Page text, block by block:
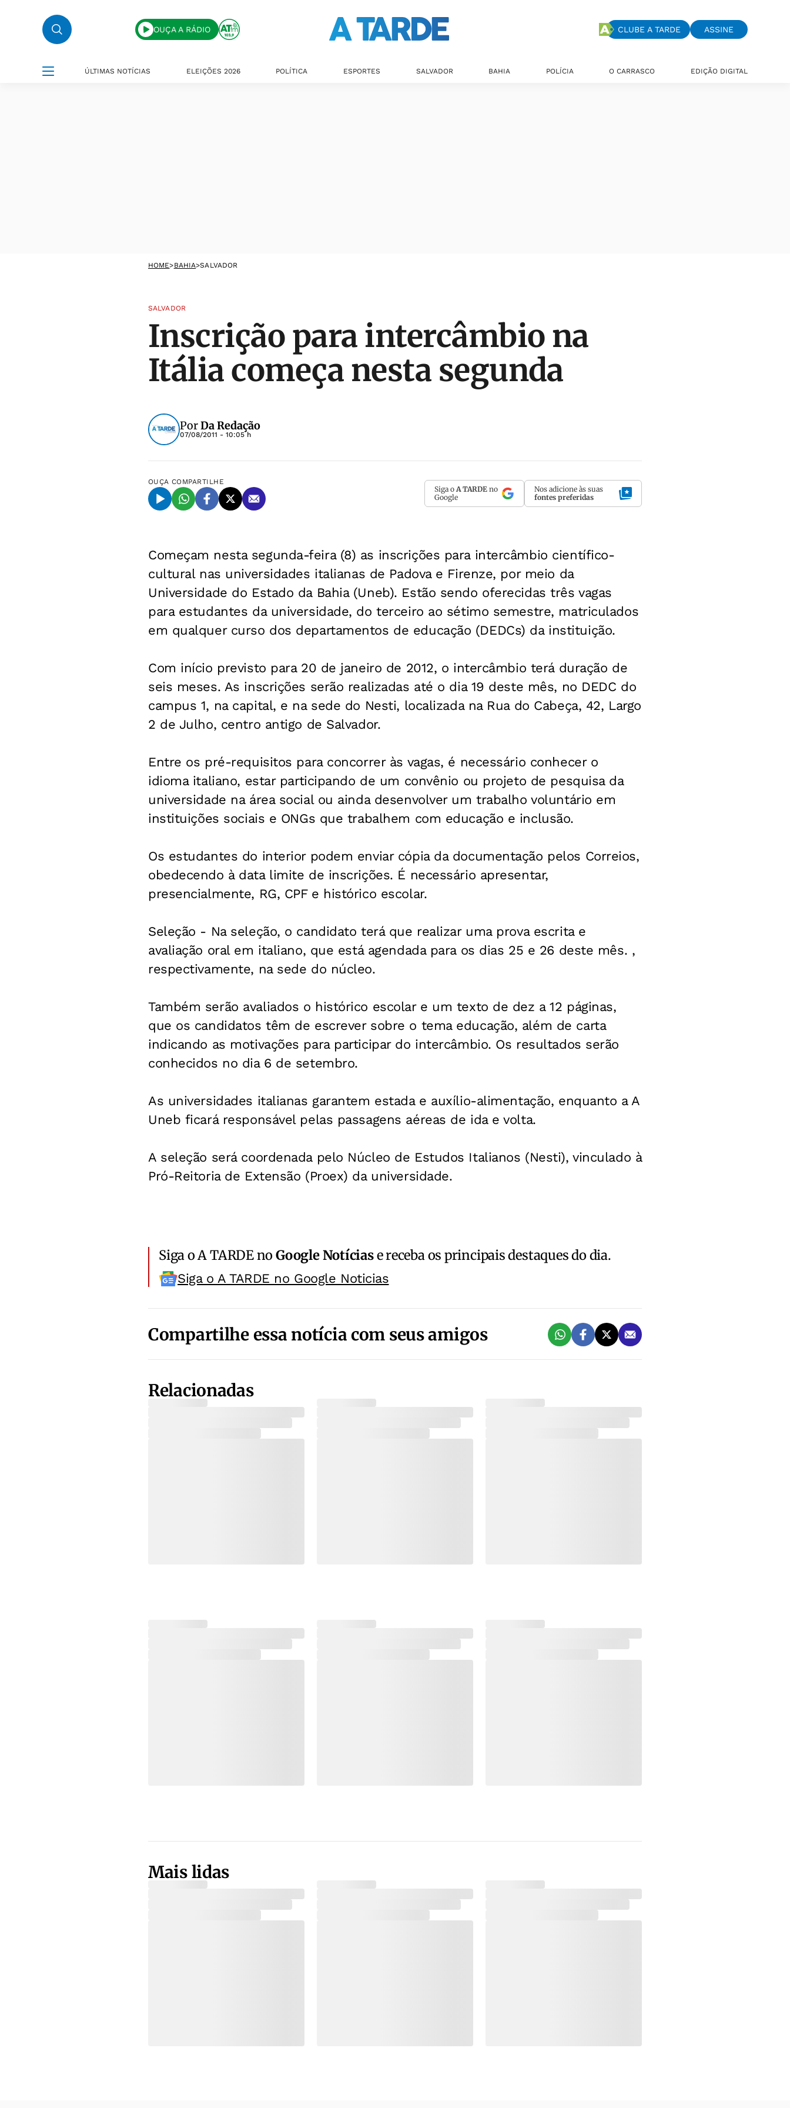
OUÇA A RÁDIO CLUBE A TARDE ASSINE
ÚLTIMAS NOTÍCIAS ELEIÇÕES 2026 POLÍTICA ESPORTES SALVADOR BAHIA POLÍCIA O CARRASCO EDIÇÃO DIGITAL
HOME>BAHIA>SALVADOR
SALVADOR
Inscrição para intercâmbio na
Itália começa nesta segunda
PorDa Redação
07/08/2011 - 10:05 h
OUÇA COMPARTILHE
Siga o A TARDE no
Google
Nos adicione às suas
fontes preferidas
Começam nesta segunda-feira (8) as inscrições para intercâmbio científico-
cultural nas universidades italianas de Padova e Firenze, por meio da
Universidade do Estado da Bahia (Uneb). Estão sendo oferecidas três vagas
para estudantes da universidade, do terceiro ao sétimo semestre, matriculados
em qualquer curso dos departamentos de educação (DEDCs) da instituição.
Com início previsto para 20 de janeiro de 2012, o intercâmbio terá duração de
seis meses. As inscrições serão realizadas até o dia 19 deste mês, no DEDC do
campus 1, na capital, e na sede do Nesti, localizada na Rua do Cabeça, 42, Largo
2 de Julho, centro antigo de Salvador.
Entre os pré-requisitos para concorrer às vagas, é necessário conhecer o
idioma italiano, estar participando de um convênio ou projeto de pesquisa da
universidade na área social ou ainda desenvolver um trabalho voluntário em
instituições sociais e ONGs que trabalhem com educação e inclusão.
Os estudantes do interior podem enviar cópia da documentação pelos Correios,
obedecendo à data limite de inscrições. É necessário apresentar,
presencialmente, RG, CPF e histórico escolar.
Seleção - Na seleção, o candidato terá que realizar uma prova escrita e
avaliação oral em italiano, que está agendada para os dias 25 e 26 deste mês. ,
respectivamente, na sede do núcleo.
Também serão avaliados o histórico escolar e um texto de dez a 12 páginas,
que os candidatos têm de escrever sobre o tema educação, além de carta
indicando as motivações para participar do intercâmbio. Os resultados serão
conhecidos no dia 6 de setembro.
As universidades italianas garantem estada e auxílio-alimentação, enquanto a A
Uneb ficará responsável pelas passagens aéreas de ida e volta.
A seleção será coordenada pelo Núcleo de Estudos Italianos (Nesti), vinculado à
Pró-Reitoria de Extensão (Proex) da universidade.
Siga o A TARDE noGoogle Notíciase receba os principais destaques do dia.
Siga o A TARDE no Google Noticias
Compartilhe essa notícia com seus amigos
Relacionadas
Mais lidas